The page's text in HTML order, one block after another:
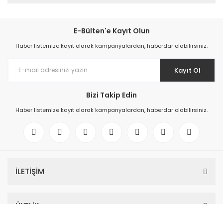
E-Bülten'e Kayıt Olun
Haber listemize kayıt olarak kampanyalardan, haberdar olabilirsiniz.
Kayıt Ol
Bizi Takip Edin
Haber listemize kayıt olarak kampanyalardan, haberdar olabilirsiniz.
İLETİŞİM